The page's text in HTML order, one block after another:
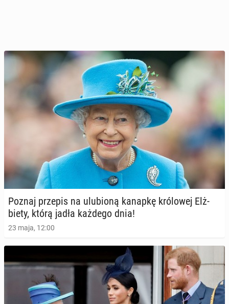
Poznaj przepis na ulu­bio­ną kanapkę kró­lo­wej Elż­
bie­ty, którą jadła każdego dnia!
23 maja, 12:00